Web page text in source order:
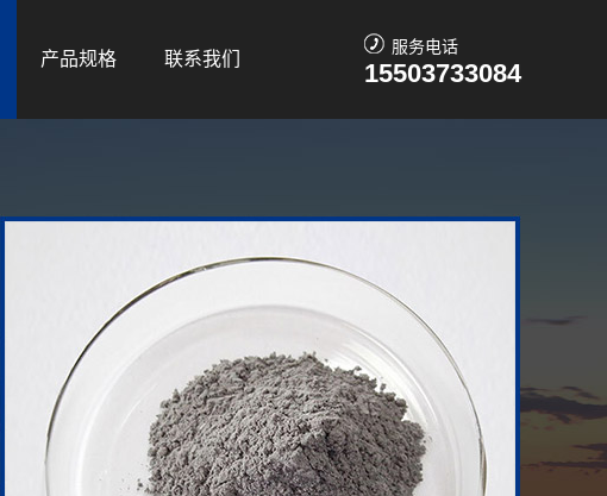
产品规格 联系我们
服务电话
15503733084